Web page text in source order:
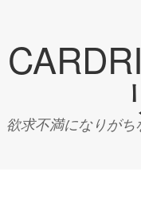
欲求不満になりが